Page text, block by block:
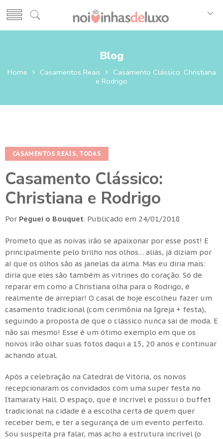
Blog
Home Casamentos Reais
Casamento Clássico: Christiana
e Rodrigo
CASAMENTOS REAIS, TODAS
Casamento Clássico:
Christiana e Rodrigo
Por Peguei o Bouquet. Publicado em 24/01/2018
Prometo que as noivas irão se apaixonar por esse post! E
principalmente pelo brilho nos olhos… aliás, já diziam por
aí que os olhos são as janelas da alma. Mas eu diria mais:
diria que eles são também as vitrines do coração. Só de
reparar em como a Christiana olha para o Rodrigo, é
realmente de arrepiar! O casal de hoje escolheu fazer um
casamento tradicional (com cerimônia na Igreja + festa),
seguindo a proposta de que o clássico nunca sai de moda. E
não sai mesmo! Esse é um ótimo exemplo em que os
noivos irão olhar suas fotos daqui a 15, 20 anos e continuar
achando atual.
Após a celebração na Catedral de Vitória, os noivos
recepcionaram os convidados com uma super festa no
Itamaraty Hall. O espaço, que é incrível e possui o buffet
tradicional na cidade é a escolha certa de quem quer
receber bem, e ter a segurança de um evento perfeito.
Sou suspeita pra falar, mas acho a estrutura incrível (o